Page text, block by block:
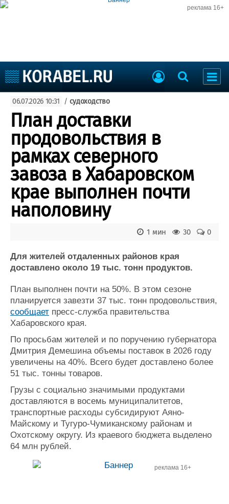
реклама 16+
Судоходство
Судоремонт
События
Пресс-релизы
Порты
Рыболовство
ВМФ
Образование
Яхты и катера
Еще
Судостроение
Пульс
Репутация
Работа
Журнал
Реклама
Торговая площадка
Доска объявлений
Продажа флота
Изделия
Материалы
Конференции
Выставки и семинары
Личности
Словарь
Флот
Галерея флота
Форум
06.07.2026 10:31 / судоходство
План доставки
продовольствия в
рамках северного
завоза в Хабаровском
крае выполнен почти
наполовину
0
30
1 мин
Для жителей отдаленных районов края
доставлено около 19 тыс. тонн продуктов.
План выполнен почти на 50%. В этом сезоне
планируется завезти 37 тыс. тонн продовольствия,
сообщает пресс-служба правительства
Хабаровского края.
По просьбам жителей и по поручению губернатора
Дмитрия Демешина объемы поставок в 2026 году
увеличены на 40%. Всего будет доставлено более
51 тыс. тонны товаров.
Грузы с социально значимыми продуктами
доставляются в восемь муниципалитетов,
транспортные расходы субсидируют Аяно-
Майскому и Тугуро-Чумиканскому районам и
Охотскому округу. Из краевого бюджета выделено
64 млн рублей.
реклама 16+